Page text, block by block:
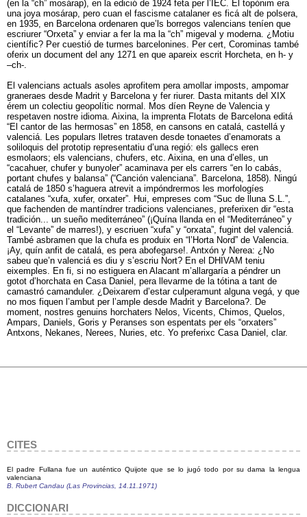
(en la “ch” mosárap), en la edició de 1924 feta per l’IEC. El topónim era
una joya mosárap, pero cuan el fascisme catalaner es ficá alt de polsera,
en 1935, en Barcelona ordenaren que’ls borregos valencians teníen que
escriurer “Orxeta” y enviar a fer la ma la “ch” migeval y moderna. ¿Motiu
científic? Per cuestió de turmes barcelonines. Per cert, Corominas també
oferix un document del any 1271 en que apareix escrit Horcheta, en h- y
–ch-.
El valencians actuals asoles aprofitem pera amollar imposts, ampomar
graneraes desde Madrit y Barcelona y fer riurer. Dasta mitants del XIX
érem un colectiu geopolític normal. Mos díen Reyne de Valencia y
respetaven nostre idioma. Aixina, la imprenta Flotats de Barcelona editá
“El cantor de las hermosas” en 1858, en cansons en catalá, castellá y
valenciá. Les populars lletres trataven desde tonaetes d’enamorats a
soliloquis del prototip representatiu d’una regió: els gallecs eren
esmolaors; els valencians, chufers, etc. Aixina, en una d’elles, un
“cacahuer, chufer y bunyoler” acaminava per els carrers “en lo cabás,
portant chufes y balansa” (“Canción valenciana”. Barcelona, 1858). Ningú
catalá de 1850 s’haguera atrevit a impóndrermos les morfologíes
catalanes “xufa, xufer, orxater”. Hui, empreses com “Suc de lluna S.L.”,
que fachenden de mantíndrer tradicions valencianes, preferixen dir “esta
tradición... un sueño mediterráneo” (¡Quína llanda en el “Mediterráneo” y
el “Levante” de marres!), y escriuen “xufa” y “orxata”, fugint del valenciá.
També asbramen que la chufa es produix en “l’Horta Nord” de Valencia.
¡Ay, quín anfit de catalá, es pera abofegarse!. Antxón y Nerea: ¿No
sabeu que’n valenciá es diu y s’escriu Nort? En el DHIVAM teniu
eixemples. En fi, si no estiguera en Alacant m’allargaría a péndrer un
gotot d’horchata en Casa Daniel, pera llevarme de la tótina a tant de
camastró camanduler. ¿Deixarem d’estar culperamunt alguna vegá, y que
no mos fiquen l’ambut per l’ample desde Madrit y Barcelona?. De
moment, nostres genuins horchaters Nelos, Vicents, Chimos, Quelos,
Ampars, Daniels, Goris y Peranses son espentats per els “orxaters”
Antxons, Nekanes, Nerees, Nuries, etc. Yo preferixc Casa Daniel, clar.
CITES
El padre Fullana fue un auténtico Quijote que se lo jugó todo por su dama la lengua
valenciana
B. Rubert Candau (Las Provincias, 14.11.1971)
DICCIONARI